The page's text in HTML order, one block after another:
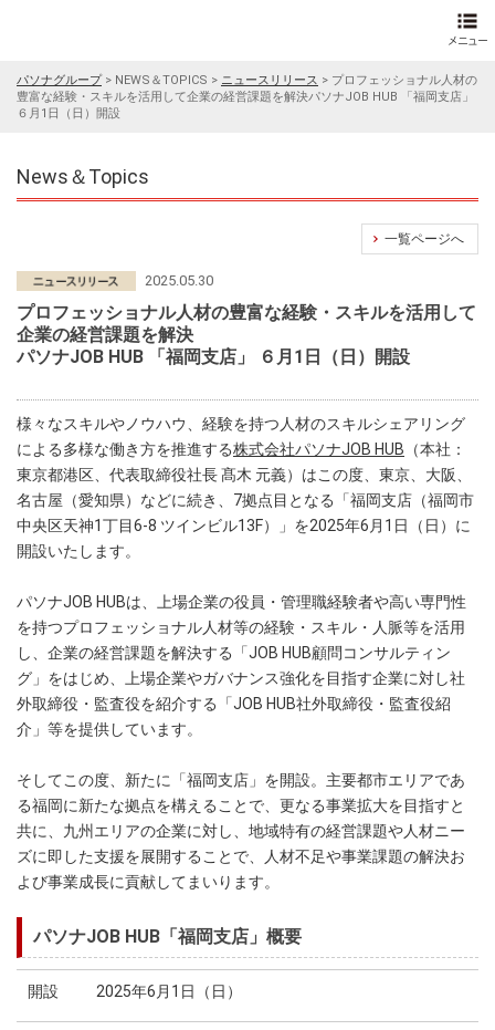
パソナグループ> NEWS＆TOPICS > ニュースリリース > プロフェッショナル人材の
豊富な経験・スキルを活用して企業の経営課題を解決パソナJOB HUB 「福岡支店」
６月1日（日）開設
News＆Topics
一覧ページへ
2025.05.30
プロフェッショナル人材の豊富な経験・スキルを活用して
企業の経営課題を解決
パソナJOB HUB 「福岡支店」 ６月1日（日）開設
様々なスキルやノウハウ、経験を持つ人材のスキルシェアリング
による多様な働き方を推進する株式会社パソナJOB HUB （本社：
東京都港区、代表取締役社長 髙木 元義）はこの度、東京、大阪、
名古屋（愛知県）などに続き、7拠点目となる「福岡支店（福岡市
中央区天神1丁目6-8 ツインビル13F）」を2025年6月1日（日）に
開設いたします。
パソナJOB HUBは、上場企業の役員・管理職経験者や高い専門性
を持つプロフェッショナル人材等の経験・スキル・人脈等を活用
し、企業の経営課題を解決する「JOB HUB顧問コンサルティン
グ」をはじめ、上場企業やガバナンス強化を目指す企業に対し社
外取締役・監査役を紹介する「JOB HUB社外取締役・監査役紹
介」等を提供しています。
そしてこの度、新たに「福岡支店」を開設。主要都市エリアであ
る福岡に新たな拠点を構えることで、更なる事業拡大を目指すと
共に、九州エリアの企業に対し、地域特有の経営課題や人材ニー
ズに即した支援を展開することで、人材不足や事業課題の解決お
よび事業成長に貢献してまいります。
パソナJOB HUB「福岡支店」概要
開設 2025年6月1日（日）